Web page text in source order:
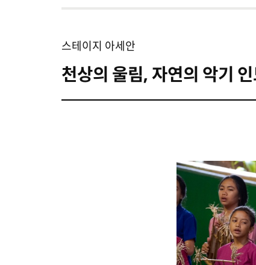
스테이지 아세안
천상의 울림, 자연의 악기